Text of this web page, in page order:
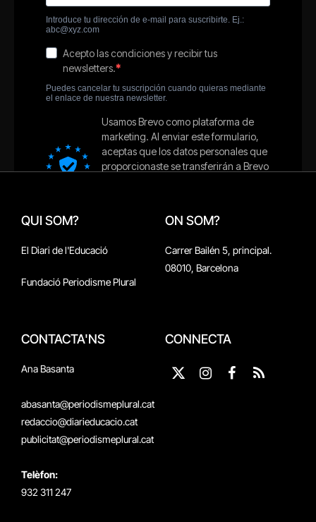
QUI SOM?
El Diari de l'Educació
Fundació Periodisme Plural
ON SOM?
Carrer Bailén 5, principal.
08010, Barcelona
CONTACTA'NS
Ana Basanta
abasanta@periodismeplural.cat
redaccio@diarieducacio.cat
publicitat@periodismeplural.cat
Telèfon:
932 311 247
CONNECTA
X
InstagramFacebook
RSS